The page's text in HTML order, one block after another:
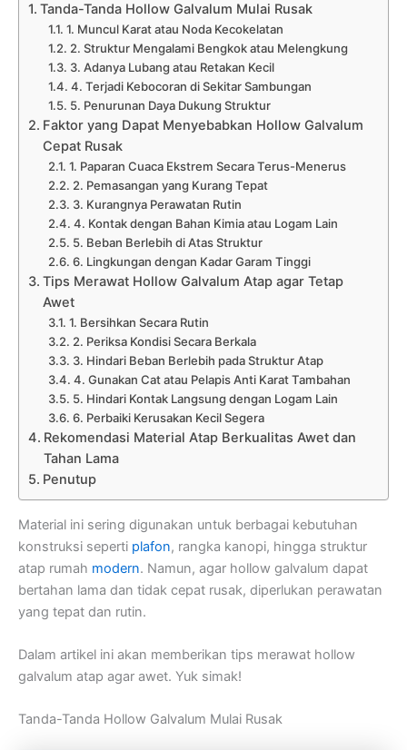
Tanda-Tanda Hollow Galvalum Mulai Rusak
1. Muncul Karat atau Noda Kecokelatan
2. Struktur Mengalami Bengkok atau Melengkung
3. Adanya Lubang atau Retakan Kecil
4. Terjadi Kebocoran di Sekitar Sambungan
5. Penurunan Daya Dukung Struktur
Faktor yang Dapat Menyebabkan Hollow Galvalum
Cepat Rusak
1. Paparan Cuaca Ekstrem Secara Terus-Menerus
2. Pemasangan yang Kurang Tepat
3. Kurangnya Perawatan Rutin
4. Kontak dengan Bahan Kimia atau Logam Lain
5. Beban Berlebih di Atas Struktur
6. Lingkungan dengan Kadar Garam Tinggi
Tips Merawat Hollow Galvalum Atap agar Tetap
Awet
1. Bersihkan Secara Rutin
2. Periksa Kondisi Secara Berkala
3. Hindari Beban Berlebih pada Struktur Atap
4. Gunakan Cat atau Pelapis Anti Karat Tambahan
5. Hindari Kontak Langsung dengan Logam Lain
6. Perbaiki Kerusakan Kecil Segera
Rekomendasi Material Atap Berkualitas Awet dan
Tahan Lama
Penutup
Material ini sering digunakan untuk berbagai kebutuhan
konstruksi seperti plafon, rangka kanopi, hingga struktur
atap rumah modern. Namun, agar hollow galvalum dapat
bertahan lama dan tidak cepat rusak, diperlukan perawatan
yang tepat dan rutin.
Dalam artikel ini akan memberikan tips merawat hollow
galvalum atap agar awet. Yuk simak!
Tanda-Tanda Hollow Galvalum Mulai Rusak